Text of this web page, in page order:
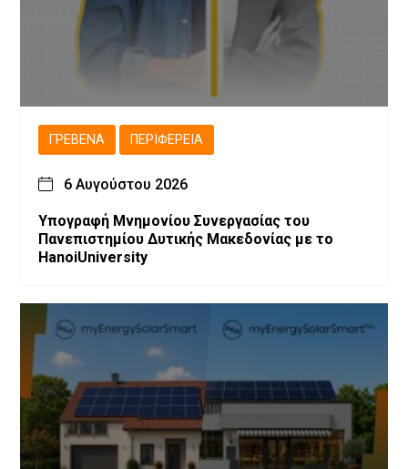
ΓΡΕΒΕΝΆ ΠΕΡΙΦΈΡΕΙΑ
6 Αυγούστου 2026
Υπογραφή Μνημονίου Συνεργασίας του
Πανεπιστημίου Δυτικής Μακεδονίας με το
HanoiUniversity